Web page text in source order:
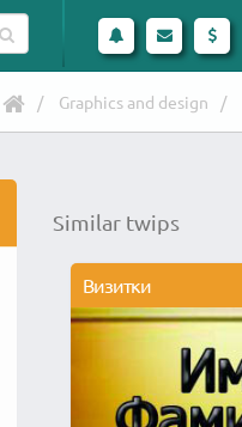
Graphics and design
Similar twips
Визитки